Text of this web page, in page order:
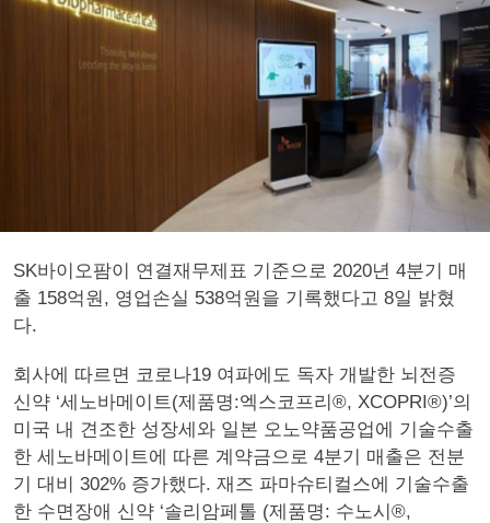
SK바이오팜이 연결재무제표 기준으로 2020년 4분기 매
출 158억원, 영업손실 538억원을 기록했다고 8일 밝혔
다.
회사에 따르면 코로나19 여파에도 독자 개발한 뇌전증
신약 ‘세노바메이트(제품명:엑스코프리®, XCOPRI®)’의
미국 내 견조한 성장세와 일본 오노약품공업에 기술수출
한 세노바메이트에 따른 계약금으로 4분기 매출은 전분
기 대비 302% 증가했다. 재즈 파마슈티컬스에 기술수출
한 수면장애 신약 ‘솔리암페톨 (제품명: 수노시®,